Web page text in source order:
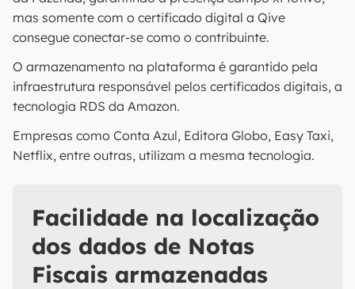
mas somente com o certificado digital a Qive
consegue conectar-se como o contribuinte.
O armazenamento na plataforma é garantido pela
infraestrutura responsável pelos certificados digitais, a
tecnologia RDS da Amazon.
Empresas como Conta Azul, Editora Globo, Easy Taxi,
Netflix, entre outras, utilizam a mesma tecnologia.
Facilidade na localização
dos dados de Notas
Fiscais armazenadas